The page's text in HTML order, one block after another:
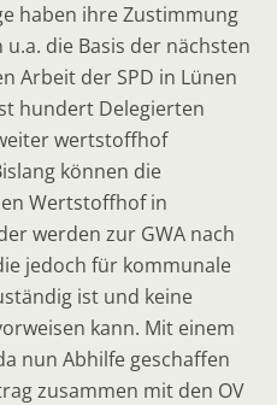
haben ihre Zustimmung
die Basis der nächsten
Arbeit der SPD in Lünen
hundert Delegierten
wertstoffhof
können die
Wertstoffhof in
werden zur GWA nach
jedoch für kommunale
ist und keine
kann. Mit einem
nun Abhilfe geschaffen
zusammen mit den OV